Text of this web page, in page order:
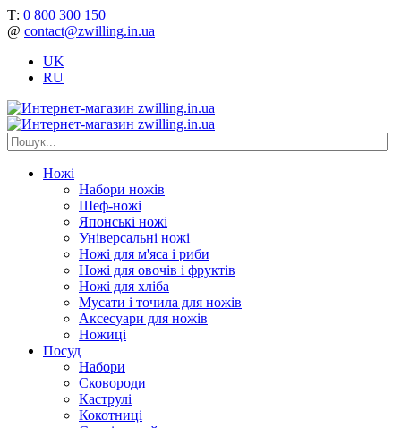
Т: 0 800 300 150
@ contact@zwilling.in.ua
UK
RU
Ножі
Набори ножів
Шеф-ножі
Японські ножі
Універсальні ножі
Ножі для м'яса і риби
Ножі для овочів і фруктів
Ножі для хліба
Мусати і точила для ножів
Аксесуари для ножів
Ножиці
Посуд
Набори
Сковороди
Каструлі
Кокотниці